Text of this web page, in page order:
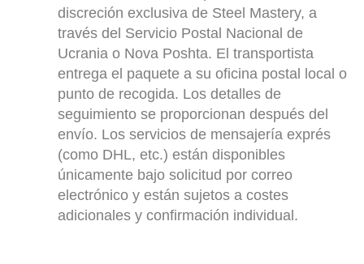
discreción exclusiva de Steel Mastery, a
través del Servicio Postal Nacional de
Ucrania o Nova Poshta. El transportista
entrega el paquete a su oficina postal local o
punto de recogida. Los detalles de
seguimiento se proporcionan después del
envío. Los servicios de mensajería exprés
(como DHL, etc.) están disponibles
únicamente bajo solicitud por correo
electrónico y están sujetos a costes
adicionales y confirmación individual.